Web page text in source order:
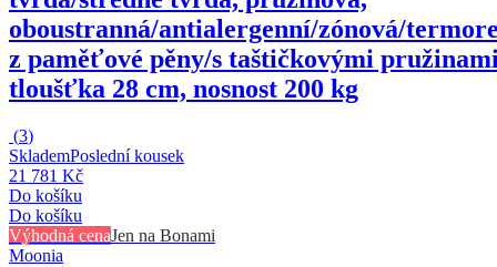
oboustranná/antialergenní/zónová/
z paměťové pěny/s taštičkovými
tloušťka 28 cm, nosnost 200 kg
(3)
SklademPoslední kousek
21 781 Kč
Do košíku
Do košíku
Výhodná cenaJen na Bonami
Moonia